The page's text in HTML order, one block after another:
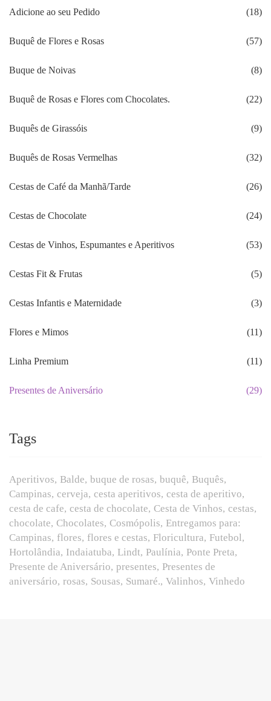
Adicione ao seu Pedido (18)
Buquê de Flores e Rosas (57)
Buque de Noivas (8)
Buquê de Rosas e Flores com Chocolates. (22)
Buquês de Girassóis (9)
Buquês de Rosas Vermelhas (32)
Cestas de Café da Manhã/Tarde (26)
Cestas de Chocolate (24)
Cestas de Vinhos, Espumantes e Aperitivos (53)
Cestas Fit & Frutas (5)
Cestas Infantis e Maternidade (3)
Flores e Mimos (11)
Linha Premium (11)
Presentes de Aniversário (29)
Tags
Aperitivos Balde buque de rosas buquê Buquês
Campinas cerveja cesta aperitivos cesta de aperitivo
cesta de cafe cesta de chocolate Cesta de Vinhos cestas
chocolate Chocolates Cosmópolis Entregamos para:
Campinas flores flores e cestas Floricultura Futebol
Hortolândia Indaiatuba Lindt Paulínia Ponte Preta
Presente de Aniversário presentes Presentes de
aniversário rosas Sousas Sumaré. Valinhos Vinhedo